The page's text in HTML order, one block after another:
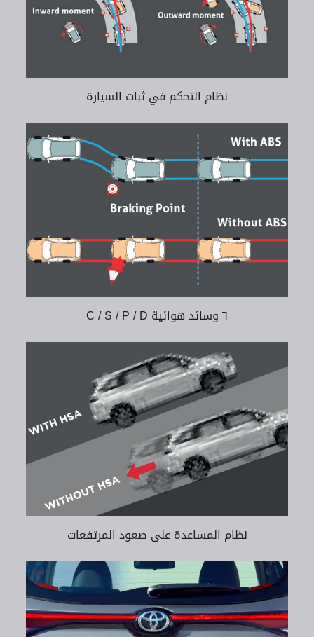
نظام التحكم في ثبات السيارة
٦ وسائد هوائية C / S / P / D
نظام المساعدة على صعود المرتفعات